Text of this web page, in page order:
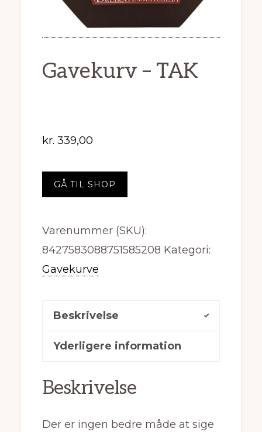
Gavekurv – TAK
kr. 339,00
GÅ TIL SHOP
Varenummer (SKU):
8427583088751585208 Kategori:
Gavekurve
Beskrivelse
Yderligere information
Beskrivelse
Der er ingen bedre måde at sige